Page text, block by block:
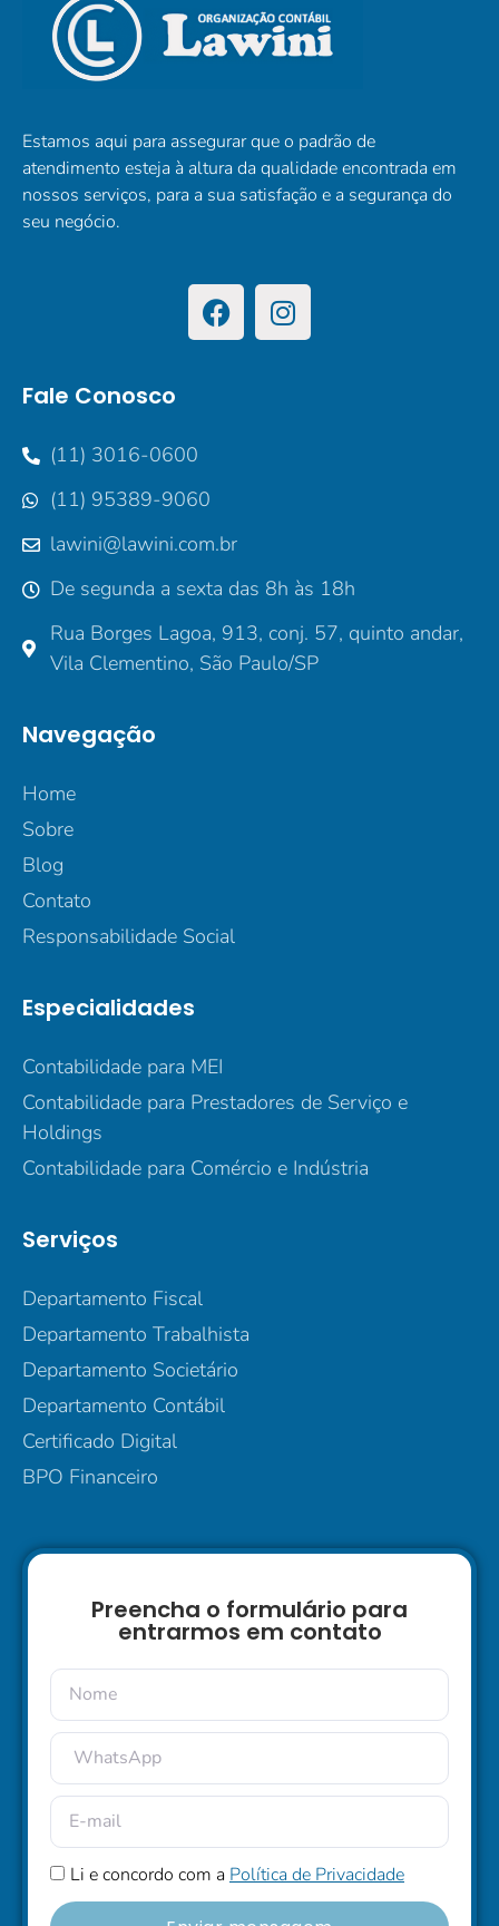
Estamos aqui para assegurar que o padrão de
atendimento esteja à altura da qualidade encontrada em
nossos serviços, para a sua satisfação e a segurança do
seu negócio.
Fale Conosco
(11) 3016-0600
(11) 95389-9060
lawini@lawini.com.br
De segunda a sexta das 8h às 18h
Rua Borges Lagoa, 913, conj. 57, quinto andar,
Vila Clementino, São Paulo/SP
Navegação
Home
Sobre
Blog
Contato
Responsabilidade Social
Especialidades
Contabilidade para MEI
Contabilidade para Prestadores de Serviço e
Holdings
Contabilidade para Comércio e Indústria
Serviços
Departamento Fiscal
Departamento Trabalhista
Departamento Societário
Departamento Contábil
Certificado Digital
BPO Financeiro
Preencha o formulário para
entrarmos em contato
Li e concordo com a Política de Privacidade